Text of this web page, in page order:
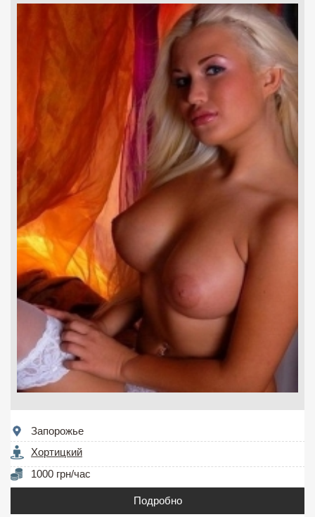
Запорожье
Хортицкий
1000 грн/час
Подробно